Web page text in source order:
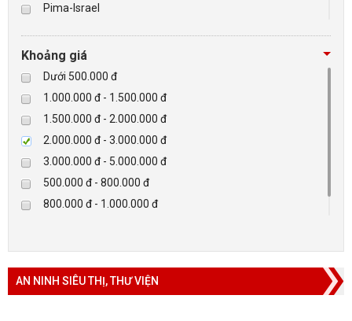
Pima-Israel
Checkpoint
Paradox-Canada
D-max
HIKVISON
Eguard
Khác
Rapiscan
Khoảng giá
Dưới 500.000 đ
1.000.000 đ - 1.500.000 đ
1.500.000 đ - 2.000.000 đ
2.000.000 đ - 3.000.000 đ
3.000.000 đ - 5.000.000 đ
500.000 đ - 800.000 đ
800.000 đ - 1.000.000 đ
AN NINH SIÊU THỊ, THƯ VIỆN
BÁO ĐỘNG, BÁO CHÁY
NHÀ THÔNG MINH
LIÊN HỆ